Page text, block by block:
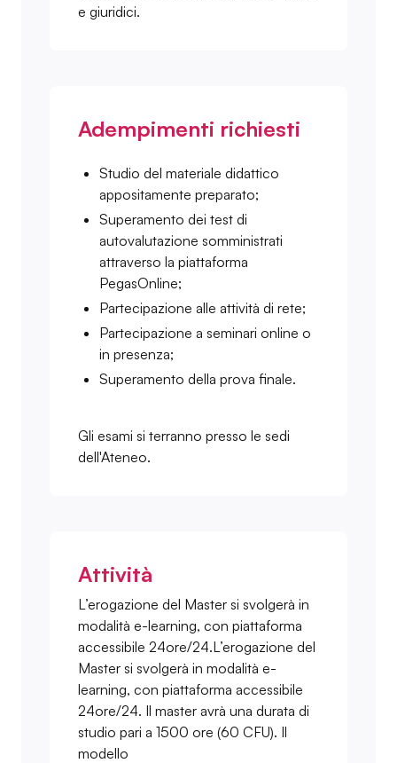
e giuridici.
Adempimenti richiesti
Studio del materiale didattico
appositamente preparato;
Superamento dei test di
autovalutazione somministrati
attraverso la piattaforma
PegasOnline;
Partecipazione alle attività di rete;
Partecipazione a seminari online o
in presenza;
Superamento della prova finale.
Gli esami si terranno presso le sedi
dell'Ateneo.
Attività
L’erogazione del Master si svolgerà in
modalità e-learning, con piattaforma
accessibile 24ore/24.L’erogazione del
Master si svolgerà in modalità e-
learning, con piattaforma accessibile
24ore/24. Il master avrà una durata di
studio pari a 1500 ore (60 CFU). Il
modello